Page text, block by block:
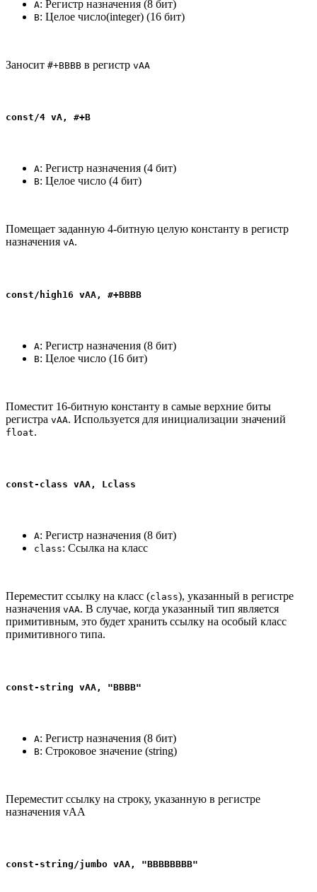
A: Регистр назначения (8 бит)
B: Целое число(integer) (16 бит)
Заносит #+BBBB в регистр vAA
const/4 vA, #+B
A: Регистр назначения (4 бит)
B: Целое число (4 бит)
Помещает заданную 4-битную целую константу в регистр
назначения vA.
const/high16 vAA, #+BBBB
A: Регистр назначения (8 бит)
B: Целое число (16 бит)
Поместит 16-битную константу в самые верхние биты
регистра vAA. Используется для инициализации значений
float.
const-class vAA, Lclass
A: Регистр назначения (8 бит)
class: Ссылка на класс
Переместит ссылку на класс (class), указанный в регистре
назначения vAA. В случае, когда указанный тип является
примитивным, это будет хранить ссылку на особый класс
примитивного типа.
const-string vAA, "BBBB"
A: Регистр назначения (8 бит)
B: Строковое значение (string)
Переместит ссылку на строку, указанную в регистре
назначения vAA
const-string/jumbo vAA, "BBBBBBBB"